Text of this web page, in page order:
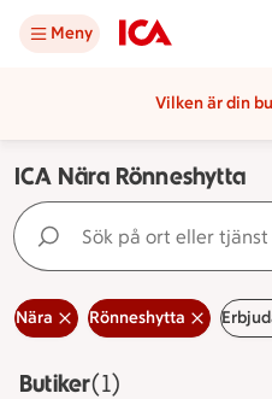
Meny
Vilken är din
ICA Nära Rönneshytta
Sök på ort eller tjänst
Nära Rönneshytta
ButikerVisar 1 stycken
(1)